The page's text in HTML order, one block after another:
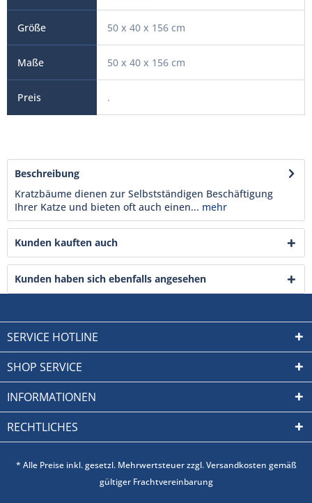
50 x 40 x 156 cm
50 x 40 x 156 cm
.
Beschreibung
Kratzbäume dienen zur Selbstständigen Beschäftigung
Ihrer Katze und bieten oft auch einen... mehr
Kunden kauften auch
Kunden haben sich ebenfalls angesehen
SERVICE HOTLINE
SHOP SERVICE
INFORMATIONEN
RECHTLICHES
* Alle Preise inkl. gesetzl. Mehrwertsteuer zzgl. Versandkosten gemäß
gültiger Frachtvereinbarung